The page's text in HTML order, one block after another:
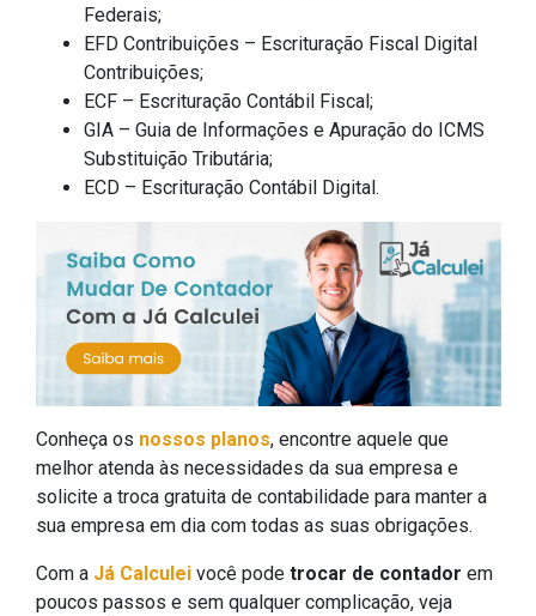
Federais;
EFD Contribuições – Escrituração Fiscal Digital
Contribuições;
ECF – Escrituração Contábil Fiscal;
GIA – Guia de Informações e Apuração do ICMS
Substituição Tributária;
ECD – Escrituração Contábil Digital.
Conheça os nossos planos, encontre aquele que
melhor atenda às necessidades da sua empresa e
solicite a troca gratuita de contabilidade para manter a
sua empresa em dia com todas as suas obrigações.
Com a Já Calculei você pode trocar de contador em
poucos passos e sem qualquer complicação, veja